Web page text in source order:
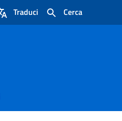
Cerca
Traduci